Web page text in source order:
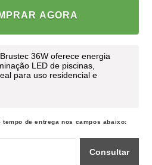
AGORA
36W oferece energia
LED de piscinas,
para uso residencial e
de entrega nos campos abaixo:
Consultar